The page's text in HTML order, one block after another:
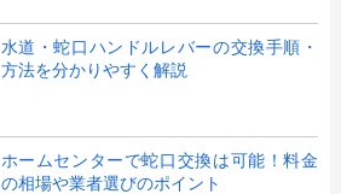
水道・蛇口ハンドルレバーの交換手順・
方法を分かりやすく解説
ホームセンターで蛇口交換は可能！料金
の相場や業者選びのポイント